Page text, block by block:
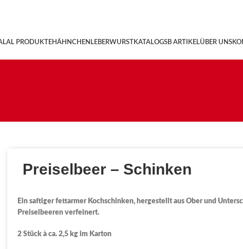
PRODUKTEHÄHNCHENLEBERWURST KATALOGSB ARTIKELÜBER UNS
Preiselbeer – Schinken
Ein saftiger fettarmer Kochschinken, hergestellt aus Ober und
Preiselbeeren verfeinert.
2 Stück à ca. 2,5 kg im Karton